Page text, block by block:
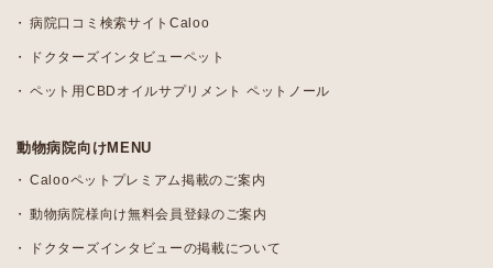
病院口コミ検索サイトCaloo
ドクターズインタビューペット
ペット用CBDオイルサプリメント ペットノール
動物病院向けMENU
Calooペットプレミアム掲載のご案内
動物病院様向け無料会員登録のご案内
ドクターズインタビューの掲載について